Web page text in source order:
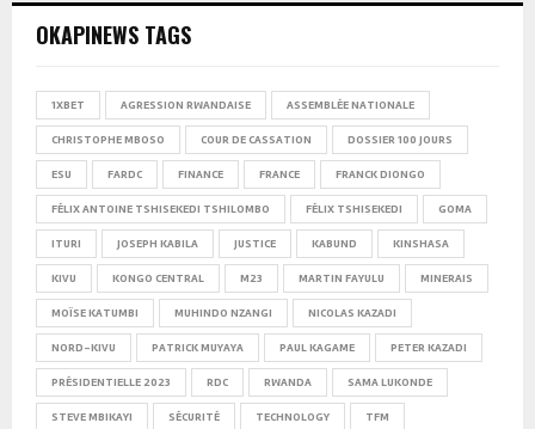
OKAPINEWS TAGS
1XBET AGRESSION RWANDAISE ASSEMBLÉE NATIONALE
CHRISTOPHE MBOSO COUR DE CASSATION DOSSIER 100 JOURS
ESU FARDC FINANCE FRANCE FRANCK DIONGO
FÉLIX ANTOINE TSHISEKEDI TSHILOMBO FÉLIX TSHISEKEDI GOMA
ITURI JOSEPH KABILA JUSTICE KABUND KINSHASA
KIVU KONGO CENTRAL M23 MARTIN FAYULU MINERAIS
MOÏSE KATUMBI MUHINDO NZANGI NICOLAS KAZADI
NORD-KIVU PATRICK MUYAYA PAUL KAGAME PETER KAZADI
PRÉSIDENTIELLE 2023 RDC RWANDA SAMA LUKONDE
STEVE MBIKAYI SÉCURITÉ TECHNOLOGY TFM